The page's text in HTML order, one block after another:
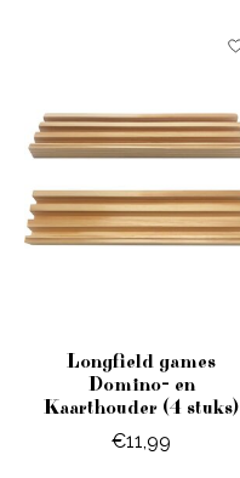
Longfield games
Domino- en
Kaarthouder (4 stuks)
€11,99